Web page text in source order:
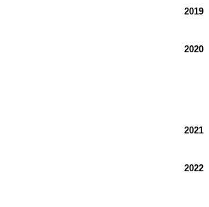
2019
2020
2021
2022